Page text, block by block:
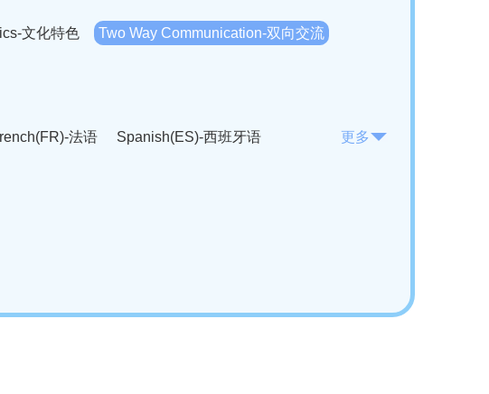
文化特色 Two Way Communication-双向交流
法语
Spanish(ES)-西班牙语
更多